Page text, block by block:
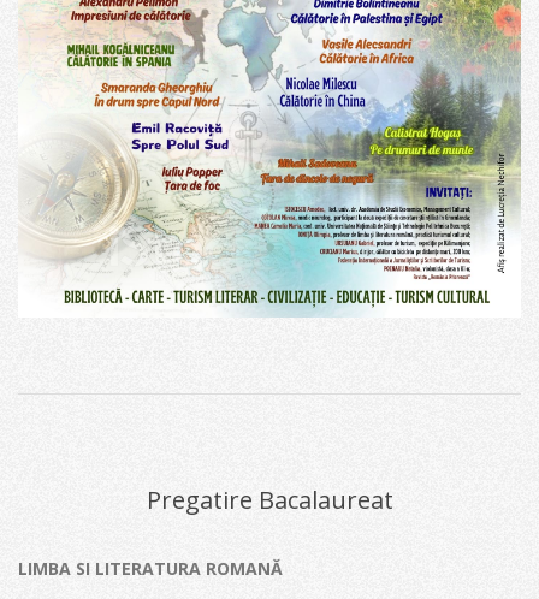
Pregatire Bacalaureat
LIMBA SI LITERATURA ROMANĂ